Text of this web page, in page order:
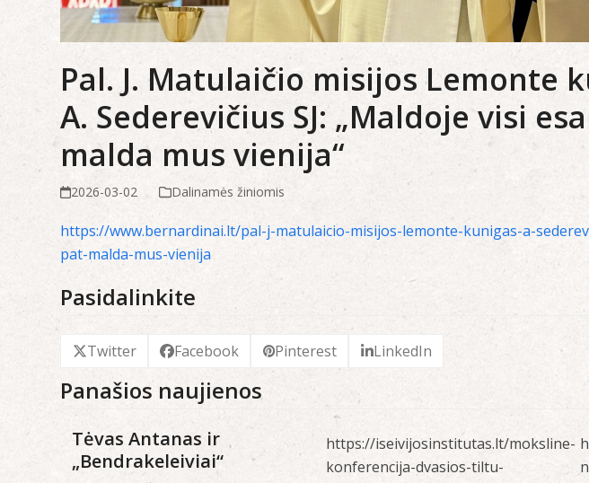
Pal. J. Matulaičio misijos Lemonte
A. Sederevičius SJ: „Maldoje visi
malda mus vienija“
2026-03-02 Dalinamės žiniomis
https://www.bernardinai.lt/pal-j-matulaicio-misijos-lemonte-kunigas-a-
pat-malda-mus-vienija
Pasidalinkite
Twitter Facebook Pinterest LinkedIn
Panašios naujienos
Tėvas Antanas ir
„Bendrakeleiviai“
https://iseivijosinstitutas.lt/moksline-
konferencija-dvasios-tiltu-